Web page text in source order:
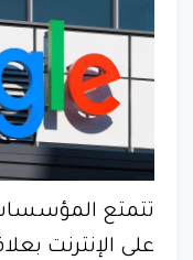
تتمتع المؤسسات
على الإنترنت